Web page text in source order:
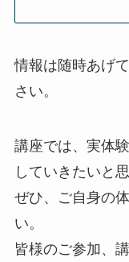
情報は随時あげ
さい。
講座では、実体
していきたいと
ぜひ、ご自身の
い。
皆様のご参加、